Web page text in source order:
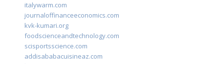
italywarm.com
journaloffinanceeconomics.com
kvk-kumari.org
foodscienceandtechnology.com
scisportsscience.com
addisababacuisineaz.com